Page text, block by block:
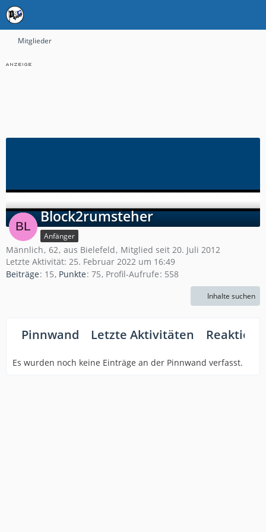
Mitglieder
Block2rumsteher
Anfänger
Männlich 62 aus Bielefeld Mitglied seit 20. Juli 2012
Letzte Aktivität: 25. Februar 2022 um 16:49
Beiträge 15 Punkte 75 Profil-Aufrufe 558
Inhalte suchen
Pinnwand Letzte Aktivitäten
Es wurden noch keine Einträge an der Pinnwand verfasst.